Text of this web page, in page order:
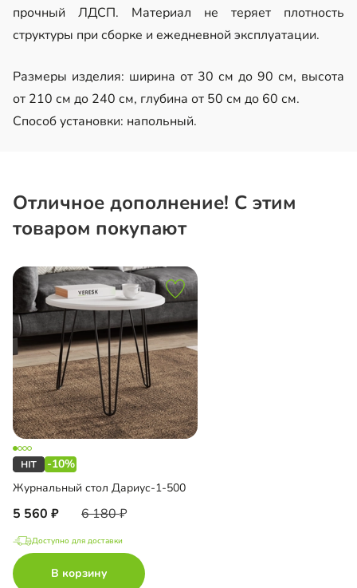
прочный ЛДСП. Материал не теряет плотность
структуры при сборке и ежедневной эксплуатации.
Размеры изделия: ширина от 30 см до 90 см, высота
от 210 см до 240 см, глубина от 50 см до 60 см.
Способ установки: напольный.
Отличное дополнение! С этим
товаром покупают
-10%
Журнальный стол Дариус-1-500
5 560 6 180
Доступно для доставки
В корзину